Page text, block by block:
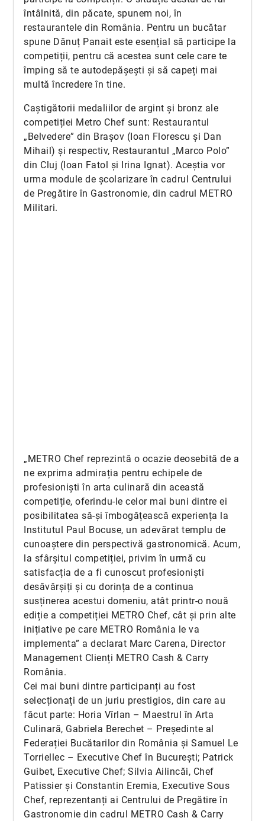
întâlnită, din păcate, spunem noi, în
restaurantele din România. Pentru un bucătar
spune Dănuț Panait este esențial să participe la
competiții, pentru că acestea sunt cele care te
împing să te autodepășești și să capeți mai
multă încredere în tine.
Caștigătorii medaliilor de argint și bronz ale
competiției Metro Chef sunt: Restaurantul
„Belvedere” din Brașov (Ioan Florescu și Dan
Mihail) și respectiv, Restaurantul „Marco Polo”
din Cluj (Ioan Fatol și Irina Ignat). Aceștia vor
urma module de școlarizare în cadrul Centrului
de Pregătire în Gastronomie, din cadrul METRO
Militari.
„METRO Chef reprezintă o ocazie deosebită de a
ne exprima admirația pentru echipele de
profesioniști în arta culinară din această
competiție, oferindu-le celor mai buni dintre ei
posibilitatea să-și îmbogățească experiența la
Institutul Paul Bocuse, un adevărat templu de
cunoaștere din perspectivă gastronomică. Acum,
la sfârșitul competiției, privim în urmă cu
satisfacția de a fi cunoscut profesioniști
desăvârșiți și cu dorința de a continua
susținerea acestui domeniu, atât printr-o nouă
ediție a competiției METRO Chef, cât și prin alte
inițiative pe care METRO România le va
implementa” a declarat Marc Carena, Director
Management Clienți METRO Cash & Carry
România.
Cei mai buni dintre participanți au fost
selecționați de un juriu prestigios, din care au
făcut parte: Horia Vîrlan – Maestrul în Arta
Culinară, Gabriela Berechet – Președinte al
Federației Bucătarilor din România și Samuel Le
Torriellec – Executive Chef în București; Patrick
Guibet, Executive Chef; Silvia Ailincăi, Chef
Patissier și Constantin Eremia, Executive Sous
Chef, reprezentanți ai Centrului de Pregătire în
Gastronomie din cadrul METRO Cash & Carry